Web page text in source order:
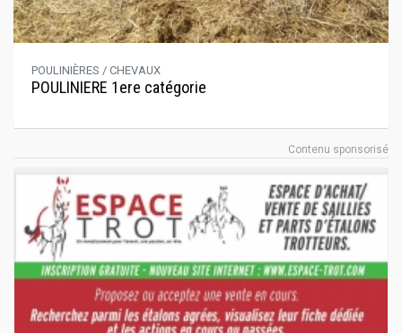
POULINIÈRES / CHEVAUX
POULINIERE 1ere catégorie
Contenu sponsorisé